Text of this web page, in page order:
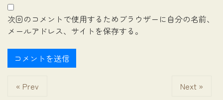
次回のコメントで使用するためブラウザーに自分の名前、
メールアドレス、サイトを保存する。
« Prev Next »